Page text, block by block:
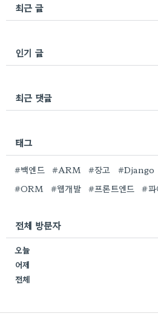
최근 글
인기 글
최근 댓글
태그
#백엔드 #ARM #장고 #Django
#ORM
#웹개발 #프론트엔드 #파
전체 방문자
오늘
어제
전체